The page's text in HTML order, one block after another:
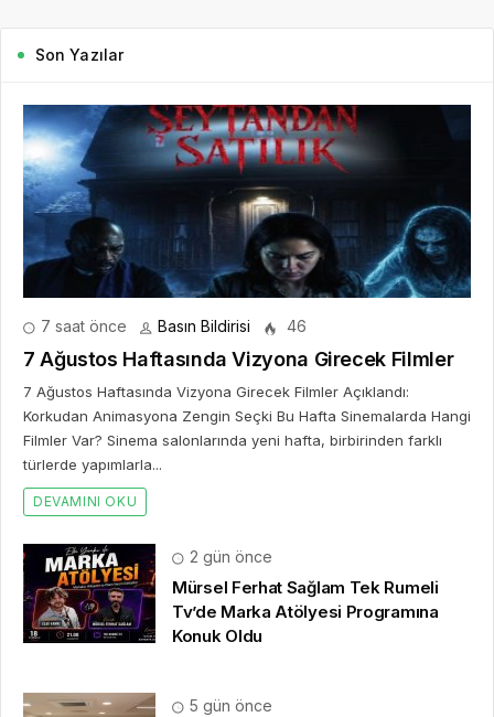
Son Yazılar
7 saat önce Basın Bildirisi 46
7 Ağustos Haftasında Vizyona Girecek Filmler
7 Ağustos Haftasında Vizyona Girecek Filmler Açıklandı:
Korkudan Animasyona Zengin Seçki Bu Hafta Sinemalarda Hangi
Filmler Var? Sinema salonlarında yeni hafta, birbirinden farklı
türlerde yapımlarla...
DEVAMINI OKU
2 gün önce
Mürsel Ferhat Sağlam Tek Rumeli
Tv’de Marka Atölyesi Programına
Konuk Oldu
5 gün önce